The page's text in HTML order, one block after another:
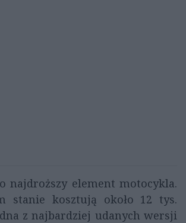
najdroższy element motocykla.
stanie kosztują około 12 tys.
z najbardziej udanych wersji